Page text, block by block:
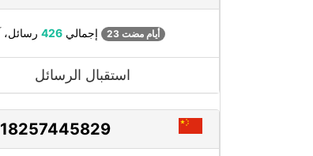
إجمالي 426 23 أيام مضت
استقبال الرسائل
18257445829